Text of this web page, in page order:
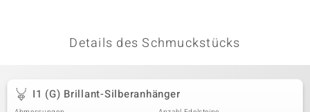
Details des Schmuckstücks
I1 (G) Brillant-Silberanhänger